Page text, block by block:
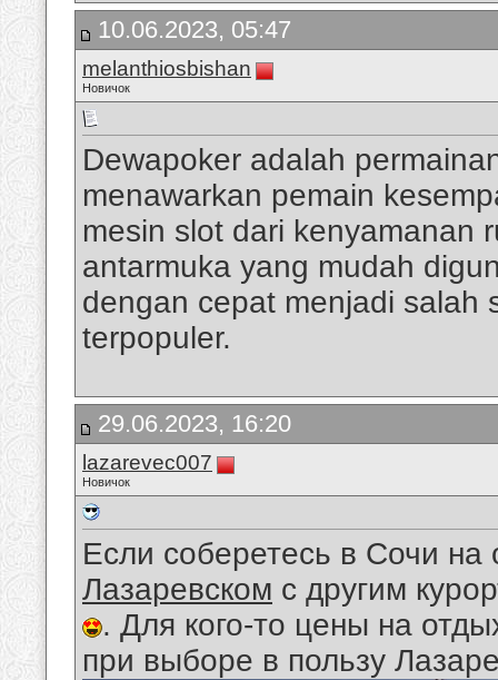
10.06.2023, 05:47
melanthiosbishan
Новичок
Dewapoker adalah
menawarkan pemain
mesin slot dari kenyamanan
antarmuka yang mudah
dengan cepat menjadi salah
terpopuler.
29.06.2023, 16:20
lazarevec007
Новичок
Если соберетесь в Сочи на
Лазаревском с другим
. Для кого-то цены на
при выборе в пользу